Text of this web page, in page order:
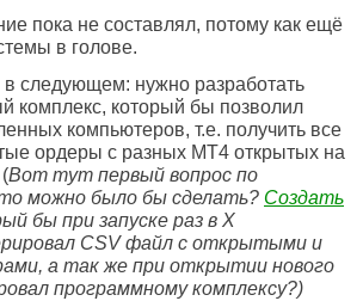
пока не составлял, потому как ещё
в голове.
в следующем: нужно разработать
комплекс, который бы позволил
компьютеров, т.е. получить все
ордеры с разных MT4 открытых на
Вот тут первый вопрос по
можно было бы сделать? Создать
бы при запуске раз в X
CSV файл с открытыми и
а так же при открытии нового
программному комплексу?)